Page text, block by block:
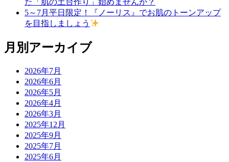
た「肌の土台作り」始めませんか？
5～7月平日限定！『ノーリス』でお肌のトーンアップ
を目指しましょう
月別アーカイブ
2026年7月
2026年6月
2026年5月
2026年4月
2026年3月
2025年12月
2025年9月
2025年7月
2025年6月